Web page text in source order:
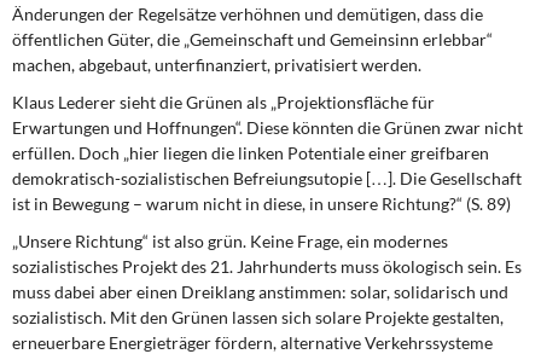
Änderungen der Regelsätze verhöhnen und demütigen, dass die
öffentlichen Güter, die „Gemeinschaft und Gemeinsinn erlebbar“
machen, abgebaut, unterfinanziert, privatisiert werden.
Klaus Lederer sieht die Grünen als „Projektionsfläche für
Erwartungen und Hoffnungen“. Diese könnten die Grünen zwar nicht
erfüllen. Doch „hier liegen die linken Potentiale einer greifbaren
demokratisch-sozialistischen Befreiungsutopie […]. Die Gesellschaft
ist in Bewegung – warum nicht in diese, in unsere Richtung?“ (S. 89)
„Unsere Richtung“ ist also grün. Keine Frage, ein modernes
sozialistisches Projekt des 21. Jahrhunderts muss ökologisch sein. Es
muss dabei aber einen Dreiklang anstimmen: solar, solidarisch und
sozialistisch. Mit den Grünen lassen sich solare Projekte gestalten,
erneuerbare Energieträger fördern, alternative Verkehrssysteme